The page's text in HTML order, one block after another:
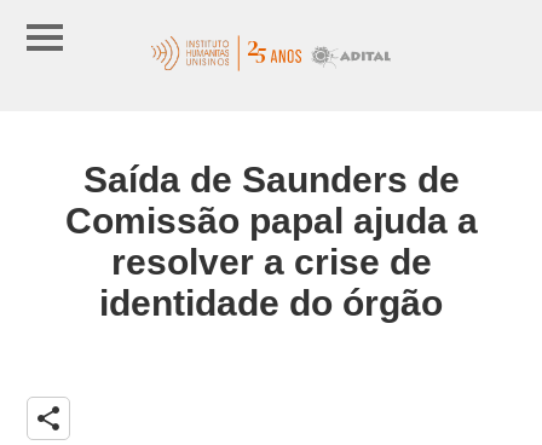
Saída de Saunders de
Comissão papal ajuda a
resolver a crise de
identidade do órgão
share